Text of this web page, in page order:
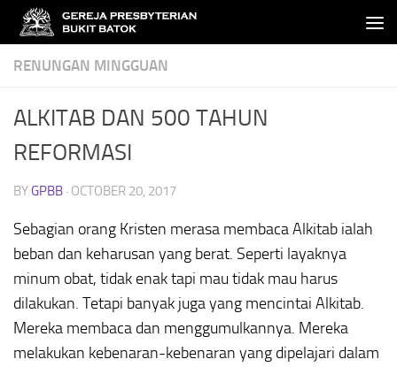
Skip to content
RENUNGAN MINGGUAN
ALKITAB DAN 500 TAHUN
REFORMASI
BYGPBB · OCTOBER 20, 2017
Sebagian orang Kristen merasa membaca Alkitab ialah
beban dan keharusan yang berat. Seperti layaknya
minum obat, tidak enak tapi mau tidak mau harus
dilakukan. Tetapi banyak juga yang mencintai Alkitab.
Mereka membaca dan menggumulkannya. Mereka
melakukan kebenaran-kebenaran yang dipelajari dalam